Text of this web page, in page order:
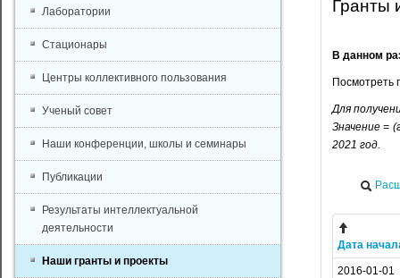
В данном
Посмотреть
Для
Значение =
2021 год.
Дата
2016-01-01
Лаборатории
Стационары
Центры коллективного пользования
Ученый совет
Наши конференции, школы и семинары
Публикации
Результаты интеллектуальной
деятельности
Наши гранты и проекты